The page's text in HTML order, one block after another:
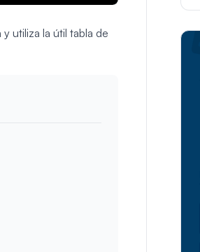
utiliza la útil tabla de